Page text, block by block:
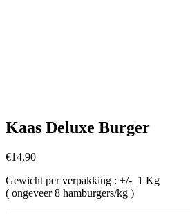
Kaas Deluxe Burger
€14,90
Gewicht per verpakking : +/- 1 Kg
( ongeveer 8 hamburgers/kg )